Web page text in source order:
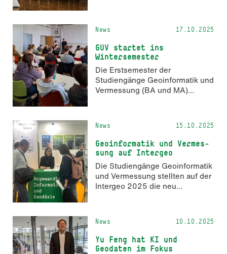
am 25. Oktober feierlich
verabschiedet. Wir gratulieren
allen Absolvent:innen sehr
herzlich!
News 17.10.2025
GUV startet ins
Wintersemester
Die Erstsemester der
Studiengänge Geoinformatik und
Vermessung (BA und MA)
September bis 1. Oktober 2025
erste Einblicke in ihr neues
Studienumfeld.
News 15.10.2025
Geo­in­for­ma­tik und Ver­mes­
sung auf Intergeo
Die Studiengänge Geoinformatik
und Vermessung stellten auf der
Intergeo 2025 die neu
News 10.10.2025
Yu Feng hat KI und
Geodaten im Fokus